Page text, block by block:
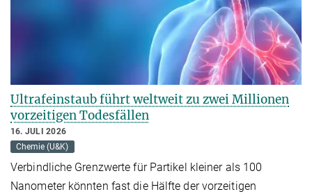
Ultrafeinstaub führt weltweit zu zwei Millionen
vorzeitigen Todesfällen
16. JULI 2026
Chemie (U&K)
Verbindliche Grenzwerte für Partikel kleiner als 100
Nanometer könnten fast die Hälfte der vorzeitigen